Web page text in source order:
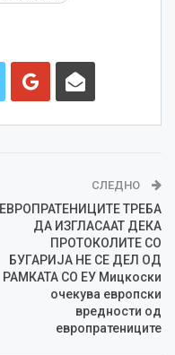
СЛЕДНО
ЕВРОПРАТЕНИЦИТЕ ТРЕБА
ДА ИЗГЛАСААТ ДЕКА
ПРОТОКОЛИТЕ СО
БУГАРИЈА НЕ СЕ ДЕЛ ОД
РАМКАТА СО ЕУ Мицкоски
очекува европски
вредности од
европратениците